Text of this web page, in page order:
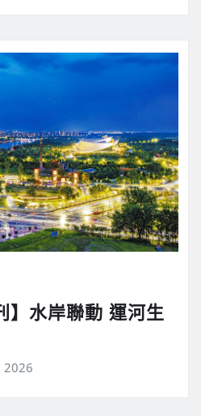
】水岸聯動 運河生
2026